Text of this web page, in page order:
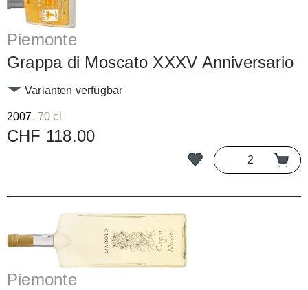
Piemonte
Grappa di Moscato XXXV Anniversario
2007, 70 cl
Varianten verfügbar
CHF 118.00
Piemonte